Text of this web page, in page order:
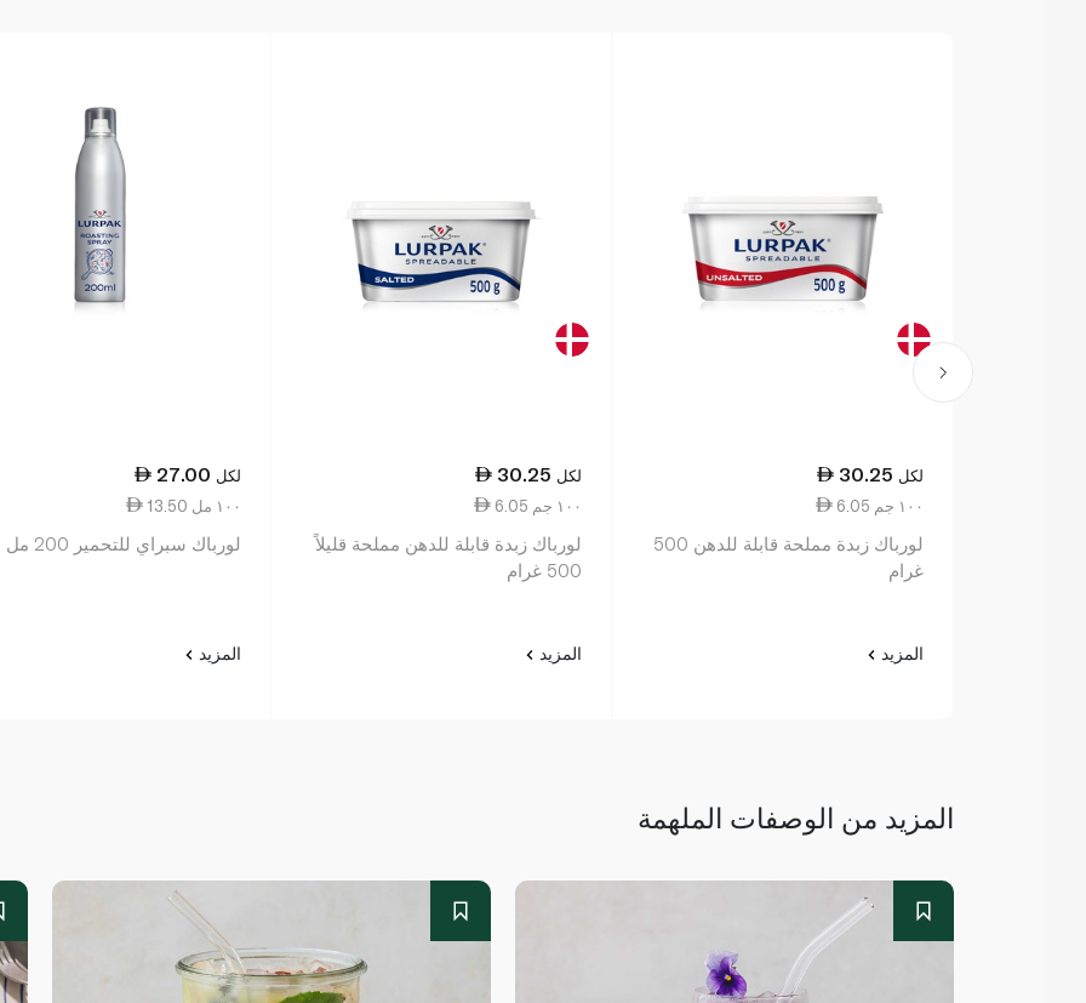
30.25 لكل
6.05 ١٠٠ جم
لورباك زبدة مملحة قابلة للدهن 500
غرام
المزيد
30.25 لكل
6.05 ١٠٠ جم
لورباك زبدة قابلة للدهن مملحة قليلاً
500 غرام
المزيد
27.00 لكل
13.50 ١٠٠ مل
لورباك سبراي للتحمير 200 مل
المزيد
المزيد من الوصفات الملهمة